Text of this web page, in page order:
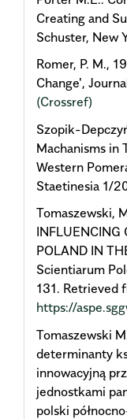
Creating and
Schuster, New
Romer, P. M.,
Change',
(Crossref)
Szopik-
Machanisms in
Western
Staetinesia 1/
Tomaszewski,
INFLUENCING
POLAND IN
Scientiarum
131. Retrieved
https://
Tomaszewski
determinanty
innowacyjną
jednostkami
polski